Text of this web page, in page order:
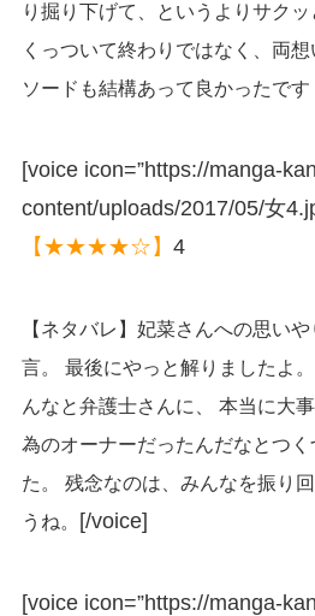
り掘り下げて、というよりサクッ
くっついて終わりではなく、両
ソードも結構あって良かったです
[voice icon=”https://manga-
content/uploads/2017/05/女
【★★★★☆】 4
【ネタバレ】妃菜さんへの思い
言。 最後にやっと解りましたよ
んなと弁護士さんに、 本当に大
為のオーナーだったんだなとつ
た。 残念なのは、みんなを振り
うね。 [/voice]
[voice icon=”https://manga-